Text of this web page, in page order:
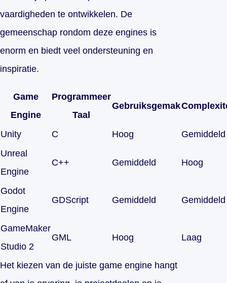
vaardigheden te ontwikkelen. De
gemeenschap rondom deze engines is
enorm en biedt veel ondersteuning en
inspiratie.
Game
Engine
Programmeer
Taal
Gebruiksgemak
Unity C Hoog
Gemiddeld
Unreal
Engine
C++ Gemiddeld Hoog
Godot
Engine
GDScript Gemiddeld Gemiddeld
GameMaker
Studio 2
GML Hoog Laag
Het kiezen van de juiste game engine hangt